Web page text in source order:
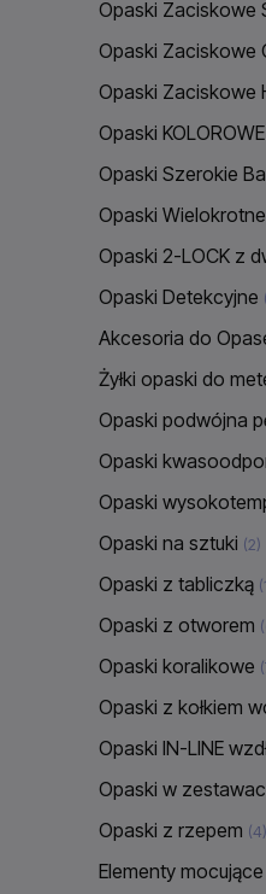
Opaski Zaciskowe
Opaski Zaciskowe
Opaski Zaciskowe
Opaski KOLOROWE
Opaski Szerokie
Opaski
Opaski 2-LOCK z
Opaski Detekcyjne
Akcesoria do
Żyłki opaski do
Opaski podwójna
Opaski
Opaski
Opaski na sztuki (2)
Opaski z tabliczką
Opaski z otworem
Opaski koralikowe
Opaski z kołkiem
Opaski IN-LINE
Opaski w
Opaski z rzepem (4)
Elementy mocujące